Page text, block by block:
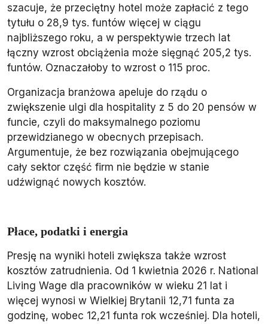
szacuje, że przeciętny hotel może zapłacić z tego
tytułu o 28,9 tys. funtów więcej w ciągu
najbliższego roku, a w perspektywie trzech lat
łączny wzrost obciążenia może sięgnąć 205,2 tys.
funtów. Oznaczałoby to wzrost o 115 proc.
Organizacja branżowa apeluje do rządu o
zwiększenie ulgi dla hospitality z 5 do 20 pensów w
funcie, czyli do maksymalnego poziomu
przewidzianego w obecnych przepisach.
Argumentuje, że bez rozwiązania obejmującego
cały sektor część firm nie będzie w stanie
udźwignąć nowych kosztów.
Płace, podatki i energia
Presję na wyniki hoteli zwiększa także wzrost
kosztów zatrudnienia. Od 1 kwietnia 2026 r. National
Living Wage dla pracowników w wieku 21 lat i
więcej wynosi w Wielkiej Brytanii 12,71 funta za
godzinę, wobec 12,21 funta rok wcześniej. Dla hoteli,